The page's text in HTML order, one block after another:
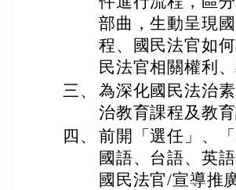
部曲，生動呈現
程、國民法官如
民法官相關權利
三、 為深化國民法治
治教育課程及教
四、 前開「選任」、
國語、台語、英
國民法官/宣導推